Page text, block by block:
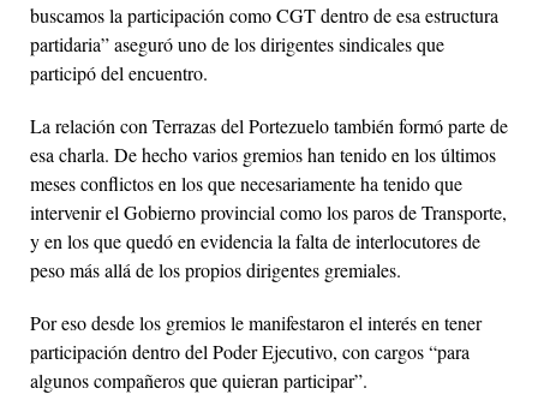
buscamos la participación como CGT dentro de esa estructura
partidaria” aseguró uno de los dirigentes sindicales que
participó del encuentro.
La relación con Terrazas del Portezuelo también formó parte de
esa charla. De hecho varios gremios han tenido en los últimos
meses conflictos en los que necesariamente ha tenido que
intervenir el Gobierno provincial como los paros de Transporte,
y en los que quedó en evidencia la falta de interlocutores de
peso más allá de los propios dirigentes gremiales.
Por eso desde los gremios le manifestaron el interés en tener
participación dentro del Poder Ejecutivo, con cargos “para
algunos compañeros que quieran participar”.